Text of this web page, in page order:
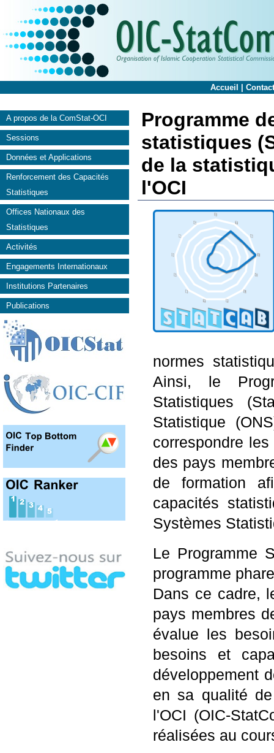
Accueil
A propos de la ComStat-OCI
Sessions
Données et Applications
Renforcement des Capacités
Statistiques
Offices Nationaux des
Statistiques
Activités
Engagements Internationaux
Institutions Partenaires
Publications
Programme
statistiques
de la
l'OCI
normes
Ainsi, le
Statistiques
Statistique
correspondre
des pays
de formation
capacités
Systèmes
Le Programme
programme
Dans ce cadre,
pays membres
évalue les
besoins et
développement
en sa qualité
l'OCI (OIC-
réalisées au